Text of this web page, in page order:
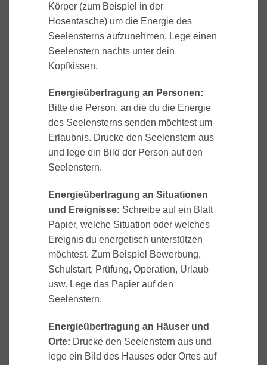
Körper (zum Beispiel in der
Hosentasche) um die Energie des
Seelensterns aufzunehmen. Lege einen
Seelenstern nachts unter dein
Kopfkissen.
Energieübertragung an Personen:
Bitte die Person, an die du die Energie
des Seelensterns senden möchtest um
Erlaubnis. Drucke den Seelenstern aus
und lege ein Bild der Person auf den
Seelenstern.
Energieübertragung an Situationen
und Ereignisse: Schreibe auf ein Blatt
Papier, welche Situation oder welches
Ereignis du energetisch unterstützen
möchtest. Zum Beispiel Bewerbung,
Schulstart, Prüfung, Operation, Urlaub
usw. Lege das Papier auf den
Seelenstern.
Energieübertragung an Häuser und
Orte: Drucke den Seelenstern aus und
lege ein Bild des Hauses oder Ortes auf